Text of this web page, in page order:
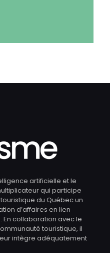
artificielle et le
qui participe
du Québec un
d’affaires en lien
En collaboration avec le
touristique, il
intègre adéquatement